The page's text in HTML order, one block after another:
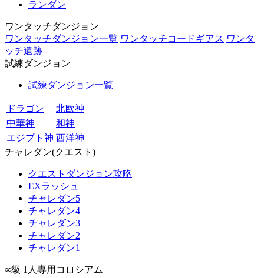
ランダン
ワンタッチダンジョン
ワンタッチダンジョン一覧 ワンタッチコードギアス ワンタ
ッチ遺跡
試練ダンジョン
試練ダンジョン一覧
ドラゴン
北欧神
中華神
和神
エジプト神 西洋神
チャレダン(クエスト)
クエストダンジョン攻略
EXラッシュ
チャレダン5
チャレダン4
チャレダン3
チャレダン2
チャレダン1
∞級 1人専用コロシアム